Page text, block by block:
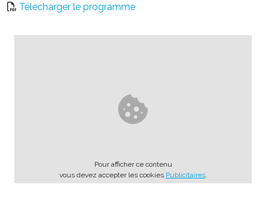
Télécharger le programme
Pour afficher ce contenu
vous devez accepter les cookies Publicitaires.